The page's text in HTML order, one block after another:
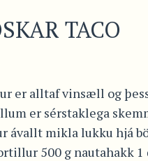
TACO
er alltaf vinsæll og
er sérstaklega
ávallt mikla lukku hjá
500 g nautahakk 1